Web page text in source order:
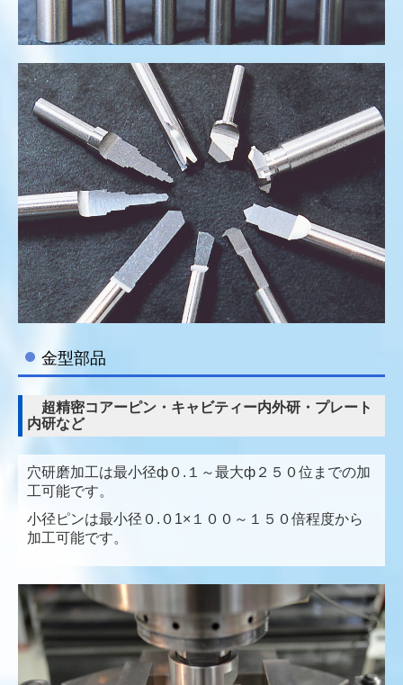
金型部品
超精密コアーピン・キャビティー内外研・プレート
内研など
穴研磨加工は最小径ф０.１～最大ф２５０位までの加
工可能です。
小径ピンは最小径０.０1×１００～１５０倍程度から
加工可能です。